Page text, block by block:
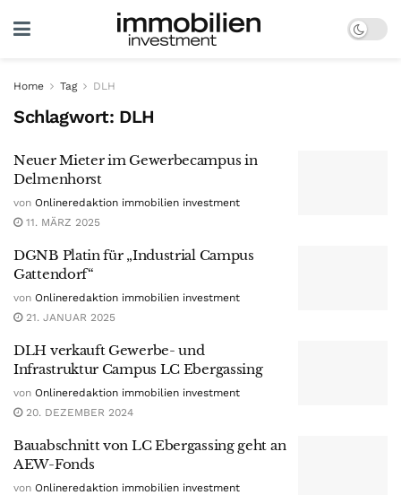
Home Tag DLH
Schlagwort: DLH
Neuer Mieter im Gewerbecampus in
Delmenhorst
von Onlineredaktion immobilien investment
11. MÄRZ 2025
DGNB Platin für „Industrial Campus
Gattendorf“
von Onlineredaktion immobilien investment
21. JANUAR 2025
DLH verkauft Gewerbe- und
Infrastruktur Campus LC Ebergassing
von Onlineredaktion immobilien investment
20. DEZEMBER 2024
Bauabschnitt von LC Ebergassing geht an
AEW-Fonds
von Onlineredaktion immobilien investment